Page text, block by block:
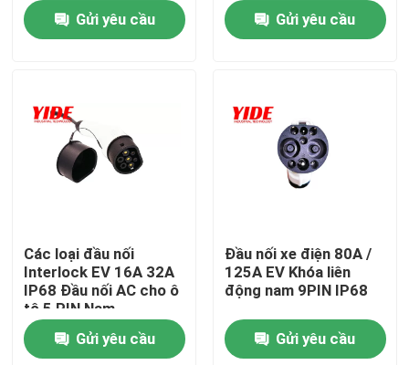
Về chúng tôi
Sản phẩm
Đầu nối xe điện
Gửi yêu cầu
Gửi yêu cầu
Các loại đầu nối
Interlock EV 16A 32A
IP68 Đầu nối AC cho ô
tô 5 PIN Nam
Gửi yêu cầu
Đầu nối xe điện 80A /
125A EV Khóa liên
động nam 9PIN IP68
Gửi yêu cầu